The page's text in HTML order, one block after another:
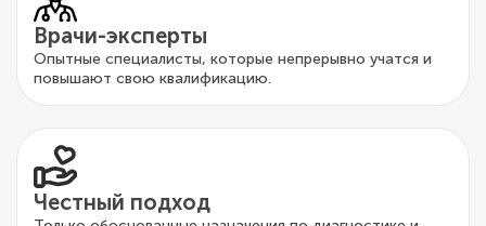
Врачи-эксперты
Опытные специалисты, которые непрерывно учатся и
повышают свою квалификацию.
Честный подход